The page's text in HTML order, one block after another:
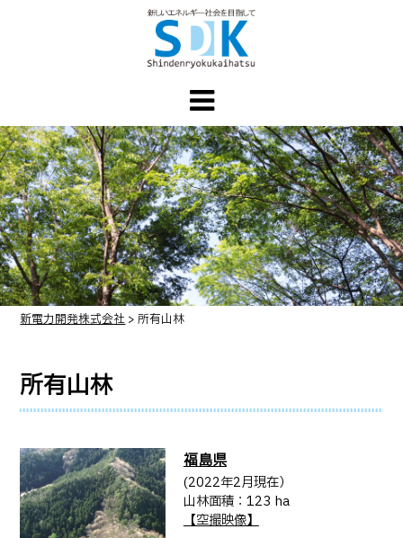
新電力開発株式会社>所有山林
所有山林
福島県
(2022年2月現在）
山林面積：123 ha
【空撮映像】